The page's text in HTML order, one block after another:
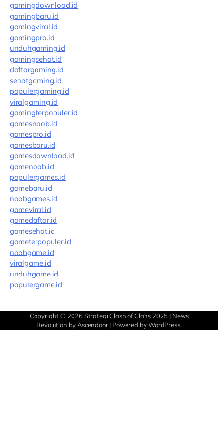
gamingdownload.id
gamingbaru.id
gamingviral.id
gamingpro.id
unduhgaming.id
gamingsehat.id
daftargaming.id
sehatgaming.id
populergaming.id
viralgaming.id
gamingterpopuler.id
gamesnoob.id
gamespro.id
gamesbaru.id
gamesdownload.id
gamenoob.id
populergames.id
gamebaru.id
noobgames.id
gameviral.id
gamedaftar.id
gamesehat.id
gameterpopuler.id
noobgame.id
viralgame.id
unduhgame.id
populergame.id
Copyright © 2026 Strategi Clash of Clans 2025| News
Revolution by Ascendoor | Powered byWordPress.